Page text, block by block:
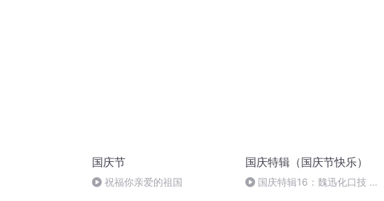
国庆节
祝福你亲爱的祖国
国庆特辑（国庆节快乐）
国庆特辑16：魏迅化口技 二